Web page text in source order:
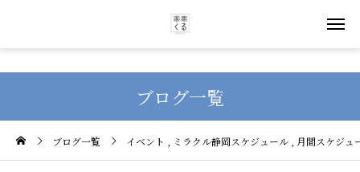
ブログ一覧
ブログ一覧 イベント ミラクル静岡スケジュール 月間スケジュ